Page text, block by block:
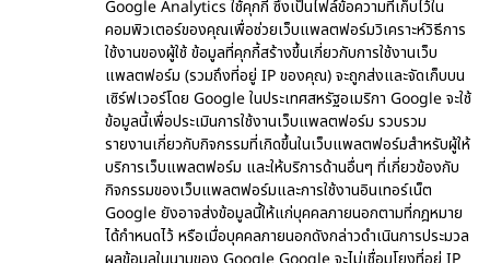
Google Analytics ใช้คุกกี้ ซึ่งเป็นไฟล์ข้อความที่เก็บไว้ใน
คอมพิวเตอร์ของคุณเพื่อช่วยเว็บแพลตฟอร์มวิเคราะห์วิธีการ
ใช้งานของผู้ใช้ ข้อมูลที่คุกกี้สร้างขึ้นเกี่ยวกับการใช้งานเว็บ
แพลตฟอร์ม (รวมถึงที่อยู่ IP ของคุณ) จะถูกส่งและจัดเก็บบน
เซิร์ฟเวอร์โดย Google ในประเทศสหรัฐอเมริกา Google จะใช้
ข้อมูลนี้เพื่อประเมินการใช้งานเว็บแพลตฟอร์ม รวบรวม
รายงานเกี่ยวกับกิจกรรมที่เกิดขึ้นในเว็บแพลตฟอร์มสำหรับผู้ให้
บริการเว็บแพลตฟอร์ม และให้บริการด้านอื่นๆ ที่เกี่ยวข้องกับ
กิจกรรมของเว็บแพลตฟอร์มและการใช้งานอินเทอร์เน็ต
Google ยังอาจส่งข้อมูลนี้ให้แก่บุคคลภายนอกตามที่กฎหมาย
ได้กำหนดไว้ หรือเมื่อบุคคลภายนอกดังกล่าวดำเนินการประมวล